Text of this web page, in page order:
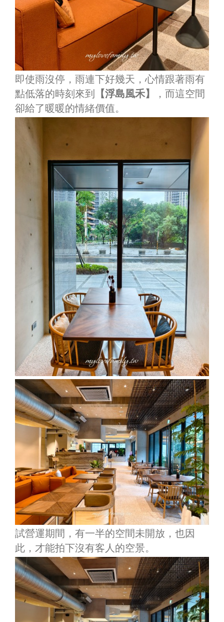
即使雨沒停，雨連下好幾天，心情跟著雨有
點低落的時刻來到
【浮島風禾】
，而這空間
卻給了暖暖的情緒價值。
試營運期間，有一半的空間未開放，也因
此，才能拍下沒有客人的空景。